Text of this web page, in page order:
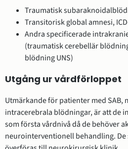
Traumatisk
Transitorisk global amnesi,
Andra specificerade
(traumatisk cerebellär
blödning UNS)
Utgång ur vårdförloppet
Utmärkande för patienter med SAB,
intracerebrala blödningar, är att de
som första vårdnivå då de behöver
neurointerventionell behandling.